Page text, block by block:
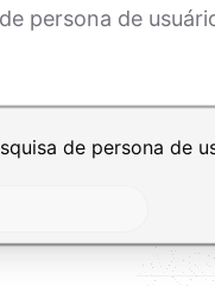
persona de
para enviar,